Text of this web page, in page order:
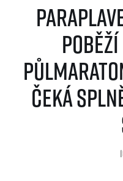
RunCzech Store
Running Mall
Běžecké série
Běžecká liga
čeká